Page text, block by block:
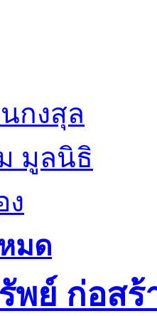
กงสุล
มูลนิธิ
ง
มด
พย์ ก่อส